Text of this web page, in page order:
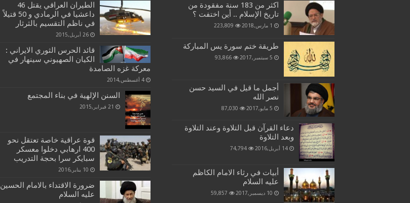
اكثر من 183 سنة مفقودة من
تاريخ الإسلام .. أين اختفت ؟
1 مارس,2018 223,809
طريقة ختم سورة يس المباركة
5 سبتمبر,2017 93,866
أجمل ما قيل في السيد حسن
نصر الله
5 مايو,2017 87,030
دعاء القرآن قبل التلاوة وعند التلاوة
وبعد التلاوة
14 أبريل,2016 74,794
أبيات في رثاء الامام الكاظم
عليه السلام
10 ديسمبر,2017 59,857
الطيران العراقي يقتل 46
داعشيا في الرمادي و 50 قتيلاً
في ناظم التقسيم بالثرثار
26 أبريل,2015
قائد الحرس الثوري الايراني :
الكيان الصهيوني سينهار في
معركة غزه الصامدة
4 أغسطس,2014
السنن الإلهية في بناء المجتمع
21 فبراير,2015
قوة عراقية خاصة تعتقل نحو
400 ارهابي دخلوا معسكر
سبايكر سرا بحجة التدريب
10 يناير,2016
ضرورة الاقتداء بالامام الحسين
عليه السلام